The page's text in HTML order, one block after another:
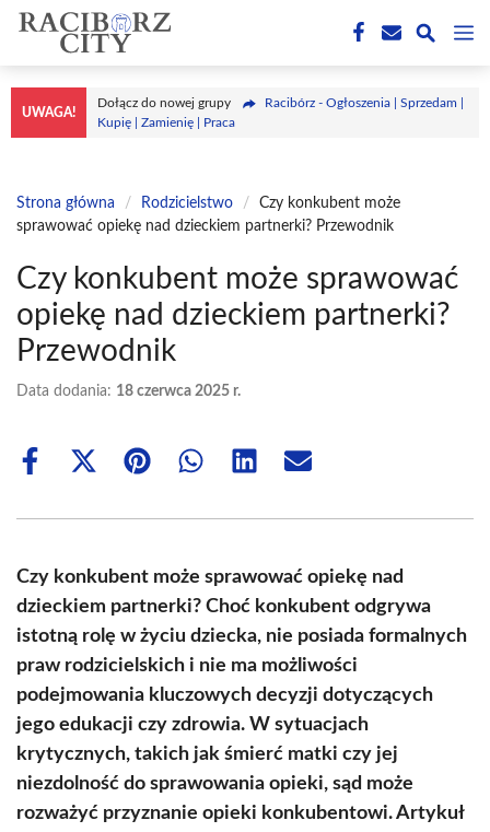
Przejdź
treści
UWAGA!
Dołącz do nowej grupy
Racibórz - Ogłoszenia | Sprzedam |
Kupię | Zamienię | Praca
Strona główna / Rodzicielstwo /
Czy konkubent może
sprawować opiekę nad dzieckiem partnerki? Przewodnik
Czy konkubent może sprawować
opiekę nad dzieckiem partnerki?
Przewodnik
Data dodania: 18 czerwca 2025 r.
Share
Share
(Twitter)
Share Share Share Share
Czy konkubent może sprawować opiekę nad
dzieckiem partnerki? Choć konkubent odgrywa
istotną rolę w życiu dziecka, nie posiada formalnych
praw rodzicielskich i nie ma możliwości
podejmowania kluczowych decyzji dotyczących
jego edukacji czy zdrowia. W sytuacjach
krytycznych, takich jak śmierć matki czy jej
niezdolność do sprawowania opieki, sąd może
rozważyć przyznanie opieki konkubentowi. Artykuł